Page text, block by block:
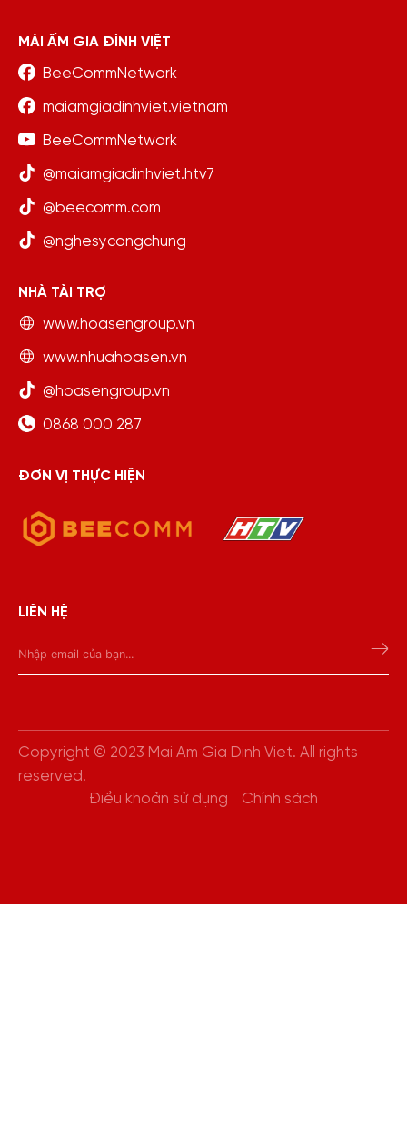
MÁI ẤM GIA ĐÌNH VIỆT
BeeCommNetwork
maiamgiadinhviet.vietnam
BeeCommNetwork
@maiamgiadinhviet.htv7
@beecomm.com
@nghesycongchung
NHÀ TÀI TRỢ
www.hoasengroup.vn
www.nhuahoasen.vn
@hoasengroup.vn
0868 000 287
ĐƠN VỊ THỰC HIỆN
LIÊN HỆ
Copyright © 2023 Mai Am Gia Dinh Viet. All rights
reserved.
Điều khoản sử dụng
Chính sách